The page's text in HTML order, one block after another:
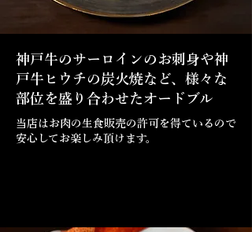
神戸牛のサーロインのお刺身や神
戸牛ヒウチの炭火焼など、様々な
部位を盛り合わせたオードブル
当店はお肉の生食販売の許可を得ているので
安心してお楽しみ頂けます。